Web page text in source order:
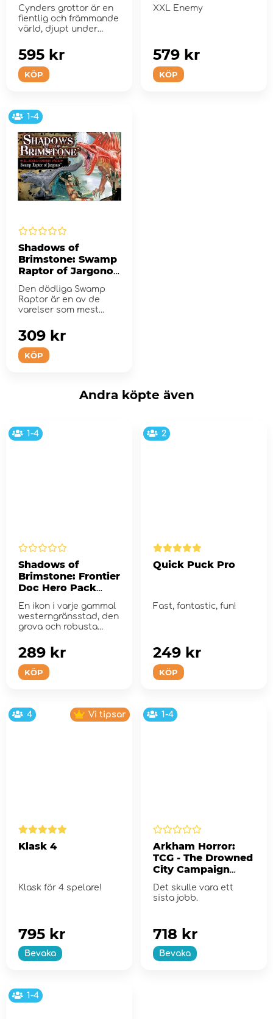
Cynders grottor är en
fientlig och främmande
värld, djupt under
KÖP
595 kr
XXL Enemy
KÖP
579 kr
1-4
Shadows of
Brimstone: Swamp
Raptor of Jargono
(Exp.)
Den dödliga Swamp
Raptor är en av de
varelser som mest
KÖP
309 kr
Andra köpte även
1-4
Shadows of
Brimstone: Frontier
Doc Hero Pack
(Exp.)
En ikon i varje gammal
westerngränsstad, den
grova och robusta
KÖP
289 kr
2
Quick Puck Pro
Fast, fantastic, fun!
KÖP
249 kr
4 Vi tipsar
Klask 4
Klask för 4 spelare!
Bevaka
795 kr
1-4
Arkham Horror:
TCG - The Drowned
City Campaign
Det skulle vara ett
sista jobb.
Bevaka
718 kr
1-4